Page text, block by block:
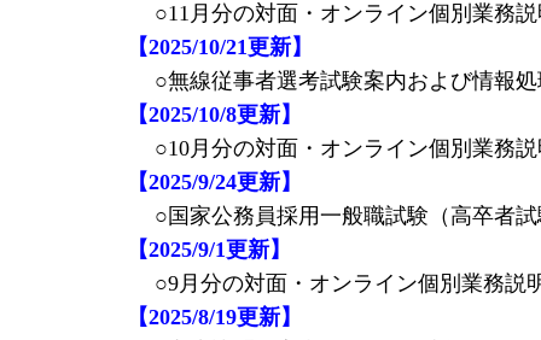
○11月分の対面・オンライン個別業務
【2025/10/21更新】
○無線従事者選考試験案内および情報
【2025/10/8更新】
○10月分の対面・オンライン個別業務
【2025/9/24更新】
○国家公務員採用一般職試験（高卒者
【2025/9/1更新】
○9月分の対面・オンライン個別業務説
【2025/8/19更新】